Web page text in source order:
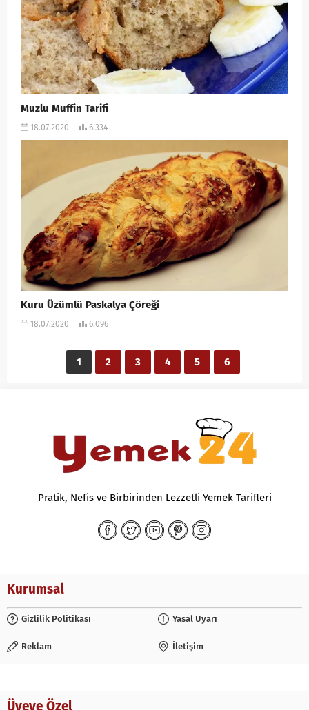
Muzlu Muffin Tarifi
18.07.2020 6.334
Kuru Üzümlü Paskalya Çöreği
18.07.2020 6.096
1 2 3 4 5 6
Pratik, Nefis ve Birbirinden Lezzetli Yemek Tarifleri
Kurumsal
Gizlilik Politikası Yasal Uyarı
Reklam İletişim
Üyeye Özel